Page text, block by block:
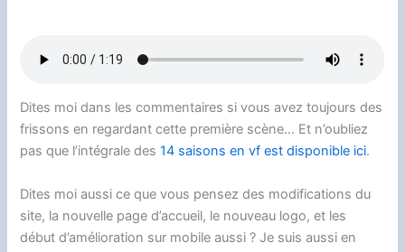
Dites moi dans les commentaires si vous avez toujours des
frissons en regardant cette première scène… Et n’oubliez
pas que l’intégrale des14 saisons en vf est disponible ici.
Dites moi aussi ce que vous pensez des modifications du
site, la nouvelle page d’accueil, le nouveau logo, et les
début d’amélioration sur mobile aussi ? Je suis aussi en